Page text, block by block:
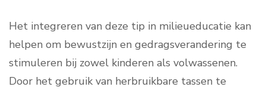
Het integreren van deze tip in milieueducatie kan
helpen om bewustzijn en gedragsverandering te
stimuleren bij zowel kinderen als volwassenen.
Door het gebruik van herbruikbare tassen te